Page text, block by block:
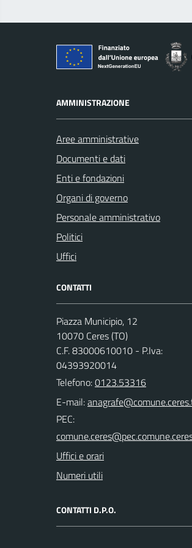
AMMINISTRAZIONE
Aree amministrative
Documenti e dati
Enti e fondazioni
Organi di governo
Personale amministrativo
Politici
Uffici
CONTATTI
Piazza Municipio, 12
10070 Ceres (TO)
C.F. 83000610010 - P.Iva:
04393920014
Telefono:0123.53316
E-mail:
PEC:
Uffici e orari
Numeri utili
CONTATTI D.P.O.